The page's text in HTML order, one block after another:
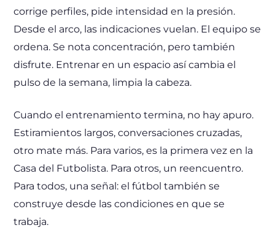
corrige perfiles, pide intensidad en la presión.
Desde el arco, las indicaciones vuelan. El equipo se
ordena. Se nota concentración, pero también
disfrute. Entrenar en un espacio así cambia el
pulso de la semana, limpia la cabeza.
Cuando el entrenamiento termina, no hay apuro.
Estiramientos largos, conversaciones cruzadas,
otro mate más. Para varios, es la primera vez en la
Casa del Futbolista. Para otros, un reencuentro.
Para todos, una señal: el fútbol también se
construye desde las condiciones en que se
trabaja.